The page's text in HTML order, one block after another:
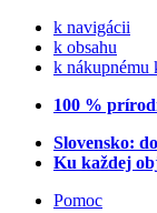
k navigácii
k obsahu
k nákupnému
100 %
Slovensko:
Ku každej
Pomoc